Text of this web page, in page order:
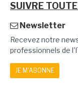
SUIVRE
Newsletter
Recevez notre
professionnels de
JE M'ABONNE